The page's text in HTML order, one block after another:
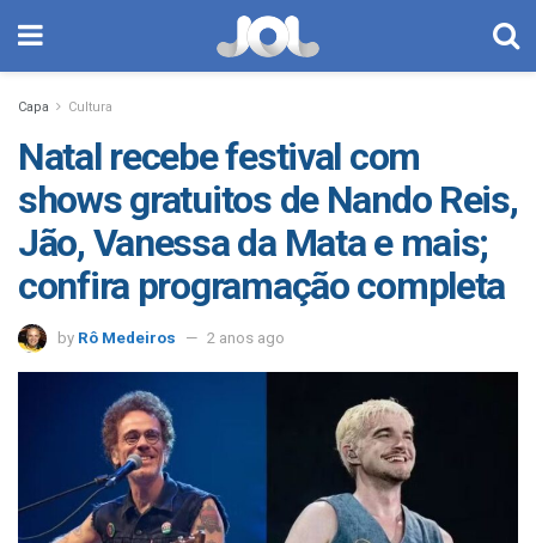
Capa Cultura
Natal recebe festival com
shows gratuitos de Nando Reis,
Jão, Vanessa da Mata e mais;
confira programação completa
by Rô Medeiros 2 anos ago